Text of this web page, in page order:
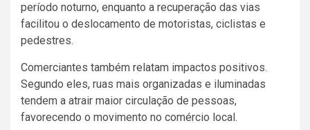
período noturno, enquanto a recuperação das vias
facilitou o deslocamento de motoristas, ciclistas e
pedestres.
Comerciantes também relatam impactos positivos.
Segundo eles, ruas mais organizadas e iluminadas
tendem a atrair maior circulação de pessoas,
favorecendo o movimento no comércio local.